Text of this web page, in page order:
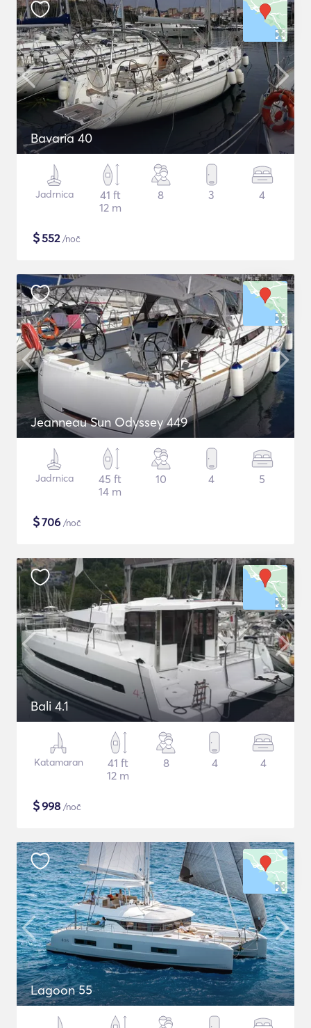
Bavaria 40
Jadrnica
41 ft
12 m
8 3 4
$552/noč
Jeanneau Sun Odyssey 449
Jadrnica
45 ft
14 m
10 4 5
$706 /noč
Bali 4.1
Katamaran
41 ft
12 m
8 4 4
$998 /noč
Lagoon 55